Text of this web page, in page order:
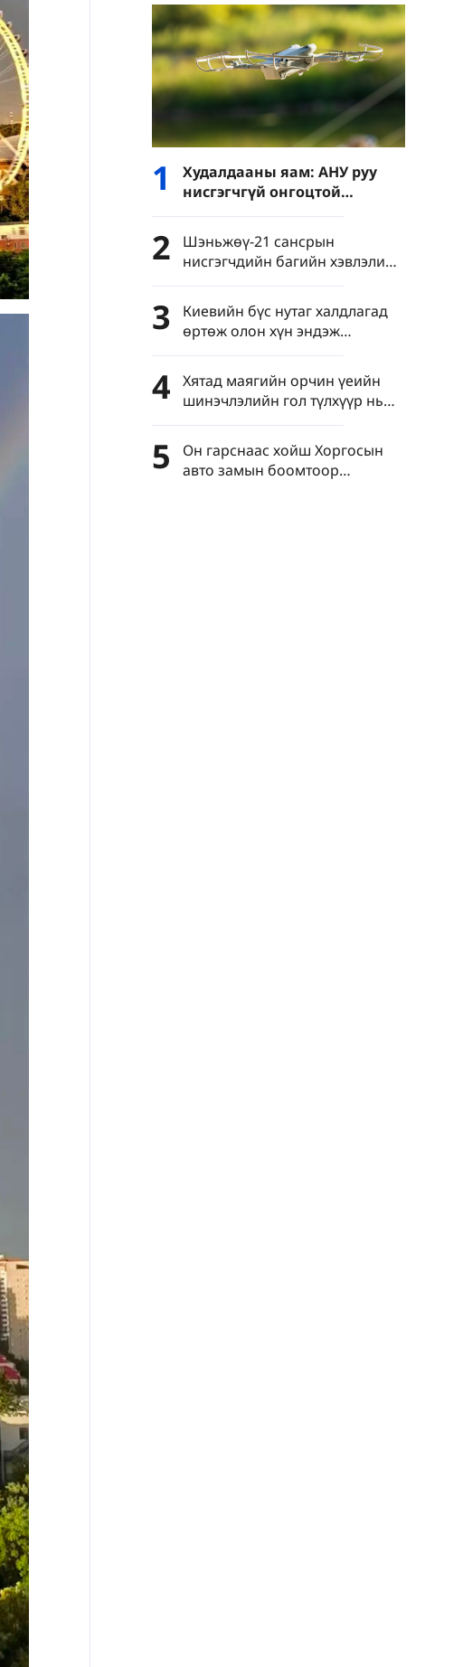
1
Худалдааны яам: АНУ руу
нисгэгчгүй онгоцтой
холбоотой давхар
хэрэглээний барааны
экспортын хяналтыг
чангатгана
2
Шэньжөү-21 сансрын
нисгэгчдийн багийн хэвлэлийн
бага хурал Бээжинд болов
3
Киевийн бүс нутаг халдлагад
өртөж олон хүн эндэж
шархдав
4
Хятад маягийн орчин үеийн
шинэчлэлийн гол түлхүүр нь
яагаад шинжлэх ухаан,
технологийн шинэчлэл вэ?
5
Он гарснаас хойш Хоргосын
авто замын боомтоор